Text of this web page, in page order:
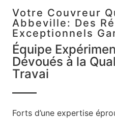
Votre Couvreur
Abbeville: Des
Exceptionnels
Équipe
Dévoués à la
Travai
Forts d’une expertise